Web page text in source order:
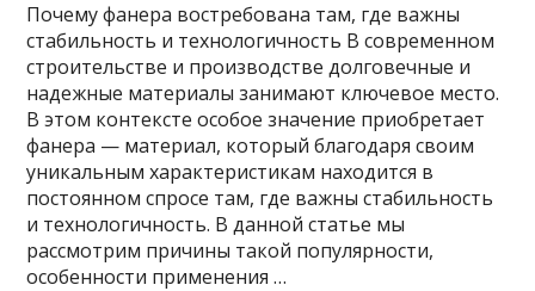
Почему фанера востребована там, где важны
стабильность и технологичность В современном
строительстве и производстве долговечные и
надежные материалы занимают ключевое место.
В этом контексте особое значение приобретает
фанера — материал, который благодаря своим
уникальным характеристикам находится в
постоянном спросе там, где важны стабильность
и технологичность. В данной статье мы
рассмотрим причины такой популярности,
особенности применения …